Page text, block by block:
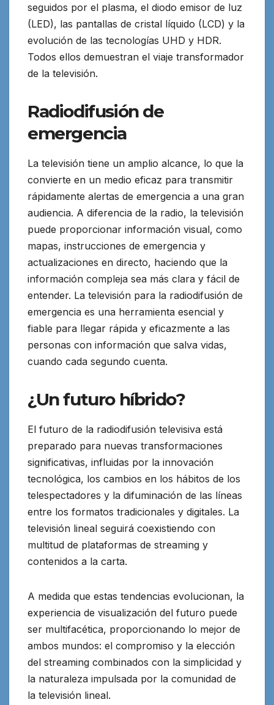
seguidos por el plasma, el diodo emisor de luz
(LED), las pantallas de cristal líquido (LCD) y la
evolución de las tecnologías UHD y HDR.
Todos ellos demuestran el viaje transformador
de la televisión.
Radiodifusión de
emergencia
La televisión tiene un amplio alcance, lo que la
convierte en un medio eficaz para transmitir
rápidamente alertas de emergencia a una gran
audiencia. A diferencia de la radio, la televisión
puede proporcionar información visual, como
mapas, instrucciones de emergencia y
actualizaciones en directo, haciendo que la
información compleja sea más clara y fácil de
entender. La televisión para la radiodifusión de
emergencia es una herramienta esencial y
fiable para llegar rápida y eficazmente a las
personas con información que salva vidas,
cuando cada segundo cuenta.
¿Un futuro híbrido?
El futuro de la radiodifusión televisiva está
preparado para nuevas transformaciones
significativas, influidas por la innovación
tecnológica, los cambios en los hábitos de los
telespectadores y la difuminación de las líneas
entre los formatos tradicionales y digitales. La
televisión lineal seguirá coexistiendo con
multitud de plataformas de streaming y
contenidos a la carta.
A medida que estas tendencias evolucionan, la
experiencia de visualización del futuro puede
ser multifacética, proporcionando lo mejor de
ambos mundos: el compromiso y la elección
del streaming combinados con la simplicidad y
la naturaleza impulsada por la comunidad de
la televisión lineal.